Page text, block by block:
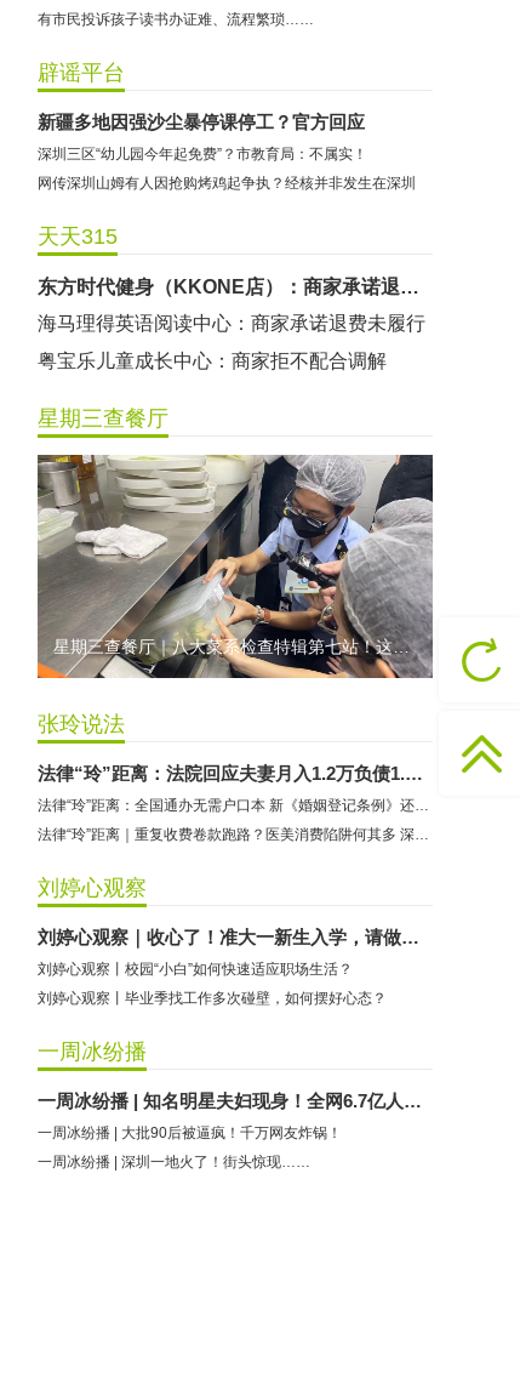
有市民投诉孩子读书办证难、流程繁琐……
辟谣平台
新疆多地因强沙尘暴停课停工？官方回应
深圳三区“幼儿园今年起免费”？市教育局：不属实！
网传深圳山姆有人因抢购烤鸡起争执？经核并非发生在深圳
天天315
哈尔特健身：商家拒不配合调解
预付式消费退款难 深圳市消委会公开谴责力美健华联店
东方时代健身（KKONE店）：商家承诺退费未履行
海马理得英语阅读中心：商家承诺退费未履行
粤宝乐儿童成长中心：商家拒不配合调解
无上悦动健身：商家停业未退费
哈尔特健身：商家拒不配合调解
香港卡依宝贝国际婴幼儿游泳馆：商家停业未退费
龅牙兔儿童情商训练营：商家承诺退费未履行
预付式消费退款难 深圳市消委会公开谴责力美健华联店
元宵佳节，发生了“甜蜜的烦恼”该怎么办？
星期三查餐厅
星期三查餐厅｜八大菜系检查特辑第七站！这家米其林一星人气闽菜餐厅后厨干净吗？
张玲说法
法律“玲”距离：法院回应夫妻月入1.2万负债1.2亿 律师分析合理性
刘婷心观察
刘婷心观察｜收心了！准大一新生入学，请做好这些准备
刘婷心观察丨校园“小白”如何快速适应职场生活？
刘婷心观察丨毕业季找工作多次碰壁，如何摆好心态？
一周冰纷播
一周冰纷播 | 知名明星夫妇现身！全网6.7亿人次围观
一周冰纷播 | 大批90后被逼疯！千万网友炸锅！
一周冰纷播 | 深圳一地火了！街头惊现……